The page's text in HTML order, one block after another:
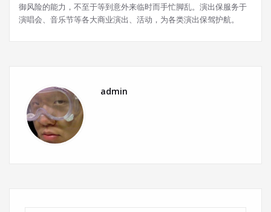
御风险的能力，不至于等到意外来临时而手忙脚乱。演出保服务于
演唱会、音乐节等各大商业演出、活动，为各类演出保驾护航。
admin